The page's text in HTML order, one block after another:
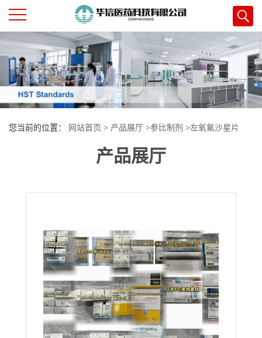
公
司
首
页
司
您当前的位置： 网站首页 > 产品展厅 >参比制剂 >左氧氟沙星片
产品展厅